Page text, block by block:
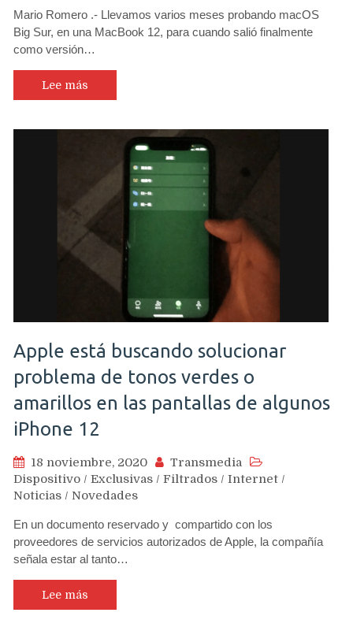
Mario Romero .- Llevamos varios meses probando macOS
Big Sur, en una MacBook 12, para cuando salió finalmente
como versión…
Lee más
Apple está buscando solucionar
problema de tonos verdes o
amarillos en las pantallas de algunos
iPhone 12
18 noviembre, 2020
Transmedia
Dispositivo / Exclusivas / Filtrados / Internet /
Noticias / Novedades
En un documento reservado y compartido con los
proveedores de servicios autorizados de Apple, la compañía
señala estar al tanto…
Lee más